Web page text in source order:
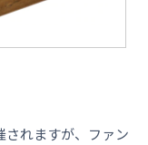
れますが、ファン